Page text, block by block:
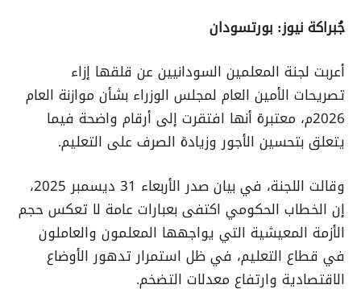
جُبراكة نيوز: بورتسودان
أعربت لجنة المعلمين السودانيين عن قلقها إزاء
تصريحات الأمين العام لمجلس الوزراء بشأن موازنة العام
2026م، معتبرة أنها افتقرت إلى أرقام واضحة فيما
يتعلق بتحسين الأجور وزيادة الصرف على التعليم.
وقالت اللجنة، في بيان صدر الأربعاء 31 ديسمبر 2025،
إن الخطاب الحكومي اكتفى بعبارات عامة لا تعكس حجم
الأزمة المعيشية التي يواجهها المعلمون والعاملون
في قطاع التعليم، في ظل استمرار تدهور الأوضاع
الاقتصادية وارتفاع معدلات التضخم.